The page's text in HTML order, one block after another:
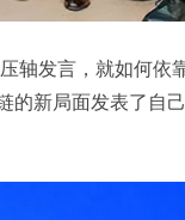
轴发言，就如何依
的新局面发表了自